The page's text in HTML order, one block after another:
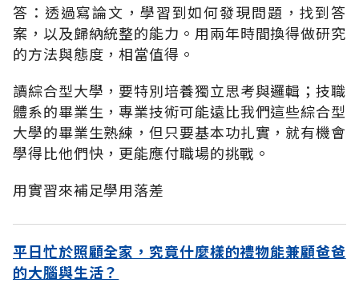
答：透過寫論文，學習到如何發現問題，找到答
案，以及歸納統整的能力。用兩年時間換得做研究
的方法與態度，相當值得。
讀綜合型大學，要特別培養獨立思考與邏輯；技職
體系的畢業生，專業技術可能遠比我們這些綜合型
大學的畢業生熟練，但只要基本功扎實，就有機會
學得比他們快，更能應付職場的挑戰。
用實習來補足學用落差
平日忙於照顧全家，究竟什麼樣的禮物能兼顧爸爸
的大腦與生活？